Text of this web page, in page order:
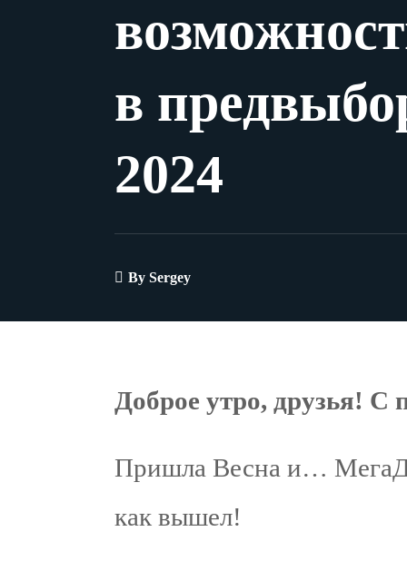
в
2024
By Sergey
Доброе утро, друзья!
Пришла Весна и…
как вышел!